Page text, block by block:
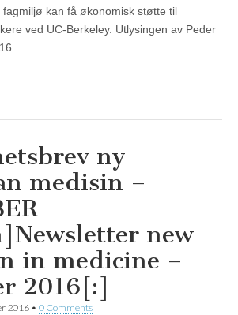
kan få økonomisk støtte til
ved UC-Berkeley. Utlysingen av Peder
ny
medisin –
new
in medicine –
2016[:]
2016 • 0 Comments